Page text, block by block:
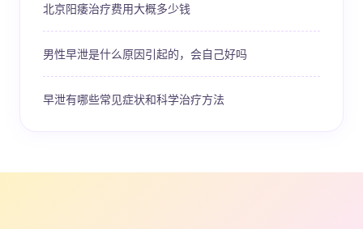
北京阳痿治疗费用大概多少钱
男性早泄是什么原因引起的，会自己好吗
早泄有哪些常见症状和科学治疗方法